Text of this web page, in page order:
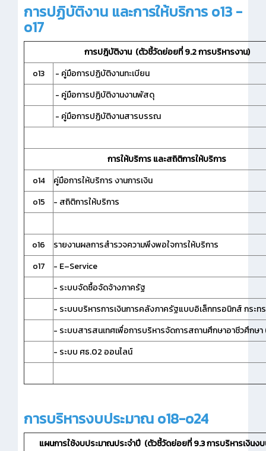
การปฏิบัติงาน และการให้บริการ o13 -
o17
การปฎิบัติงาน (ตัวชี้วัดย่อยที่ 9.2 การบริหารงาน)
o13
- คู่มือการปฏิบัติงานทะเบียน
- คู่มือการปฏิบัติงานงานพัสดุ
- คู่มือการปฏิบัติงานสารบรรณ
การให้บริการ และสถิติการให้บริการ
o14
คู่มือการให้บริการ งานการเงิน
o15
- สถิติการให้บริการ
o16
รายงานผลการสำรวจความพึงพอใจการให้บริการ
o17
- E–Service
- ระบบจัดซื้อจัดจ้างภาครัฐ
- ระบบบริหารการเงินการคลังภาครัฐแบบอิเล็กทรอนิกส์ กระท
- ระบบสารสนเทศเพื่อการบริหารจัดการสถานศึกษาอาชีวศึกษา
- ระบบ ศธ.02 ออนไลน์
การบริหารงบประมาณ o18-o24
แผนการใช้งบประมาณประจำปี (ตัวชี้วัดย่อยที่ 9.3 การบริหารเงินง